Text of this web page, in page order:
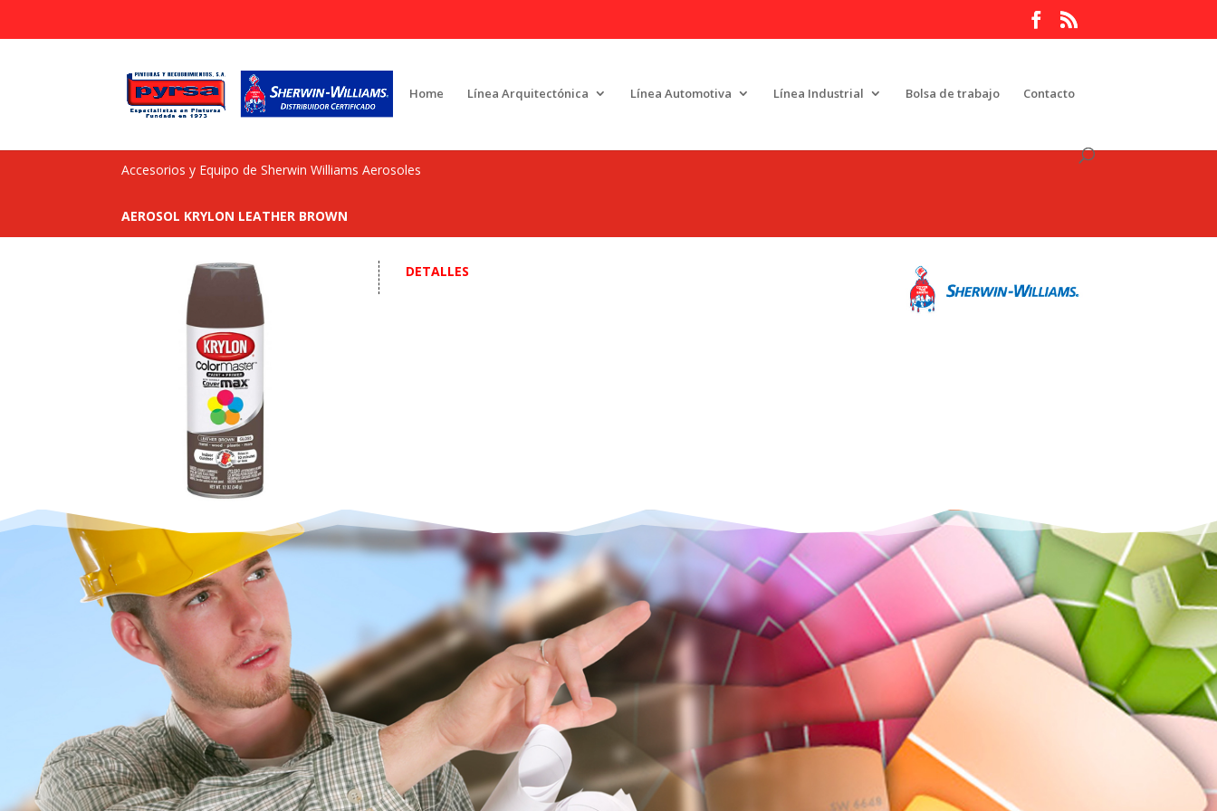
Home Línea Arquitectónica Línea Automotiva Línea Industrial Bolsa de trabajo Contacto
Accesorios y Equipo de Sherwin Williams Aerosoles
AEROSOL KRYLON LEATHER BROWN
DETALLES